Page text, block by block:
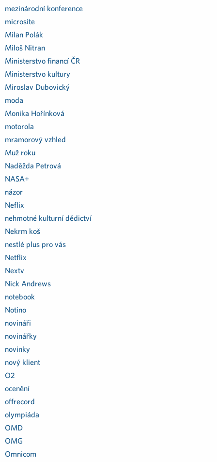
mezinárodní konference
microsite
Milan Polák
Miloš Nitran
Ministerstvo financí ČR
Ministerstvo kultury
Miroslav Dubovický
moda
Monika Hořínková
motorola
mramorový vzhled
Muž roku
Naděžda Petrová
NASA+
názor
Neflix
nehmotné kulturní dědictví
Nekrm koš
nestlé plus pro vás
Netflix
Nextv
Nick Andrews
notebook
Notino
novináři
novinářky
novinky
nový klient
O2
ocenění
offrecord
olympiáda
OMD
OMG
Omnicom